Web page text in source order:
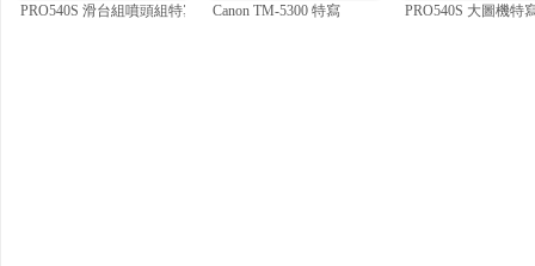
PRO540S 滑台組噴頭組特寫1 Canon TM-5300 特寫 PRO540S 大圖機特